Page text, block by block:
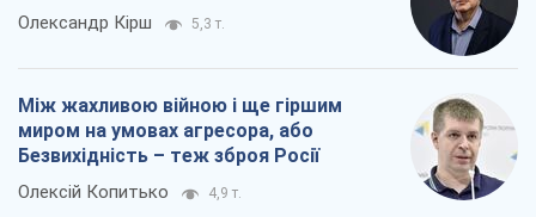
Олександр Кірш 5,3 т.
Між жахливою війною і ще гіршим
миром на умовах агресора, або
Безвихідність – теж зброя Росії
Олексій Копитько 4,9 т.